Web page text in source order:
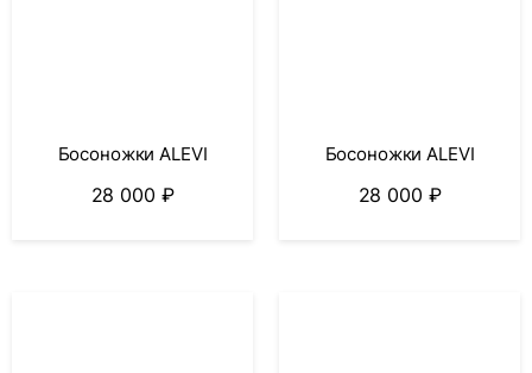
Босоножки ALEVI
28 000 ₽
Босоножки ALEVI
28 000 ₽